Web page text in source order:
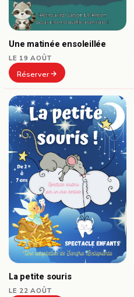
Une matinée ensoleillée
LE 19 AOÛT
Réserver
La petite souris
LE 22 AOÛT